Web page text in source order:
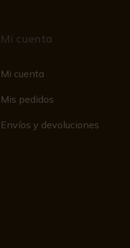
Mi cuenta
Mi cuenta
Mis pedidos
Envíos y devoluciones